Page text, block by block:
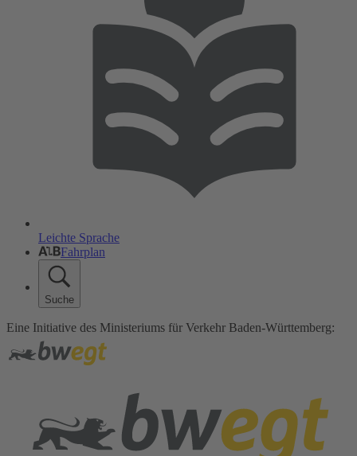
Leichte Sprache
Fahrplan
Suche
Eine Initiative des Ministeriums für Verkehr Baden-Württemberg: